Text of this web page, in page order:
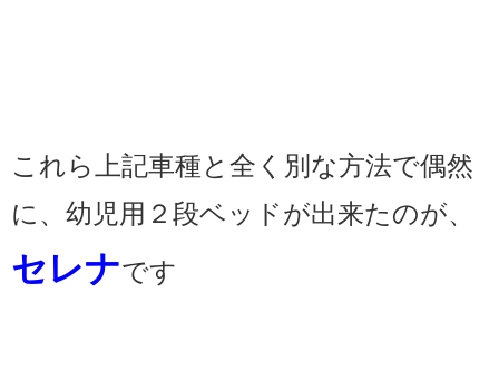
これら上記車種と全く別な方法で偶然
に、幼児用２段ベッドが出来たのが、
セレナです